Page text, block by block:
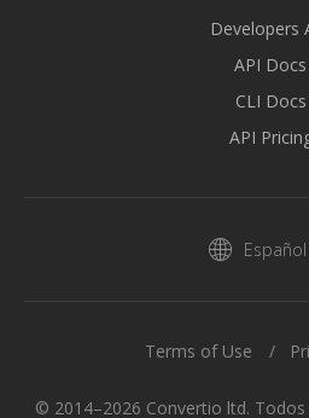
Developers
API Docs
CLI Docs
API
Español
© 2014–2026 Convertio ltd.
Terms of Use